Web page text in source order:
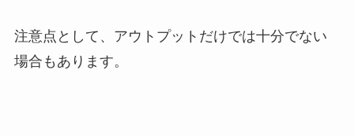
注意点として、アウトプットだけでは十分でない
場合もあります。